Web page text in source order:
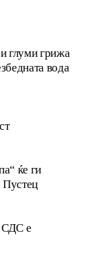
глуми грижа
вода
ќе ги
Пустец
СДС е